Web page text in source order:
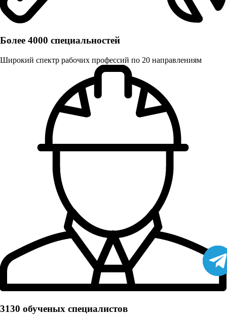
Более 4000 специальностей
Широкий спектр рабочих профессий по 20 направлениям
3130 обученых cпециалистов